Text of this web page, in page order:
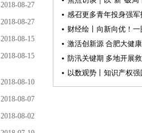
2018-08-27
2018-08-27
2018-08-15
2018-08-15
2018-08-10
2018-08-07
2018-08-02